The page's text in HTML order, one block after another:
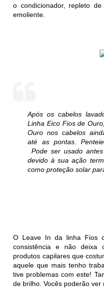
o condicionador, repleto
emoliente.
Após os cabelos
Linha Eico Fios de
Ouro nos cabelos
até as pontas.
Pode ser usado
devido à sua ação
como proteção solar
O Leave In da linha Fios
consistência e não deixa
produtos capilares que
aquele que mais tenho
tive problemas com este!
de brilho. Vocês poderão